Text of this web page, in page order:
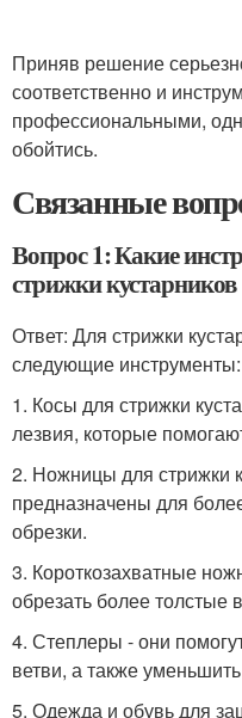
Приняв решение
соответственно и
профессиональными,
обойтись.
Связанные
Вопрос 1: Какие
стрижки кустарников
Ответ: Для стрижки
следующие инструменты:
1. Косы для стрижки
лезвия, которые
2. Ножницы для стрижки
предназначены для
обрезки.
3. Короткозахватные
обрезать более толстые
4. Степлеры - они
ветви, а также
5. Одежда и обувь для